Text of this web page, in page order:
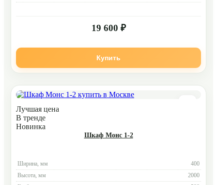
19 600 ₽
Купить
Лучшая цена
В тренде
Новинка
Шкаф Монс 1-2
Ширина, мм
400
Высота, мм
2000